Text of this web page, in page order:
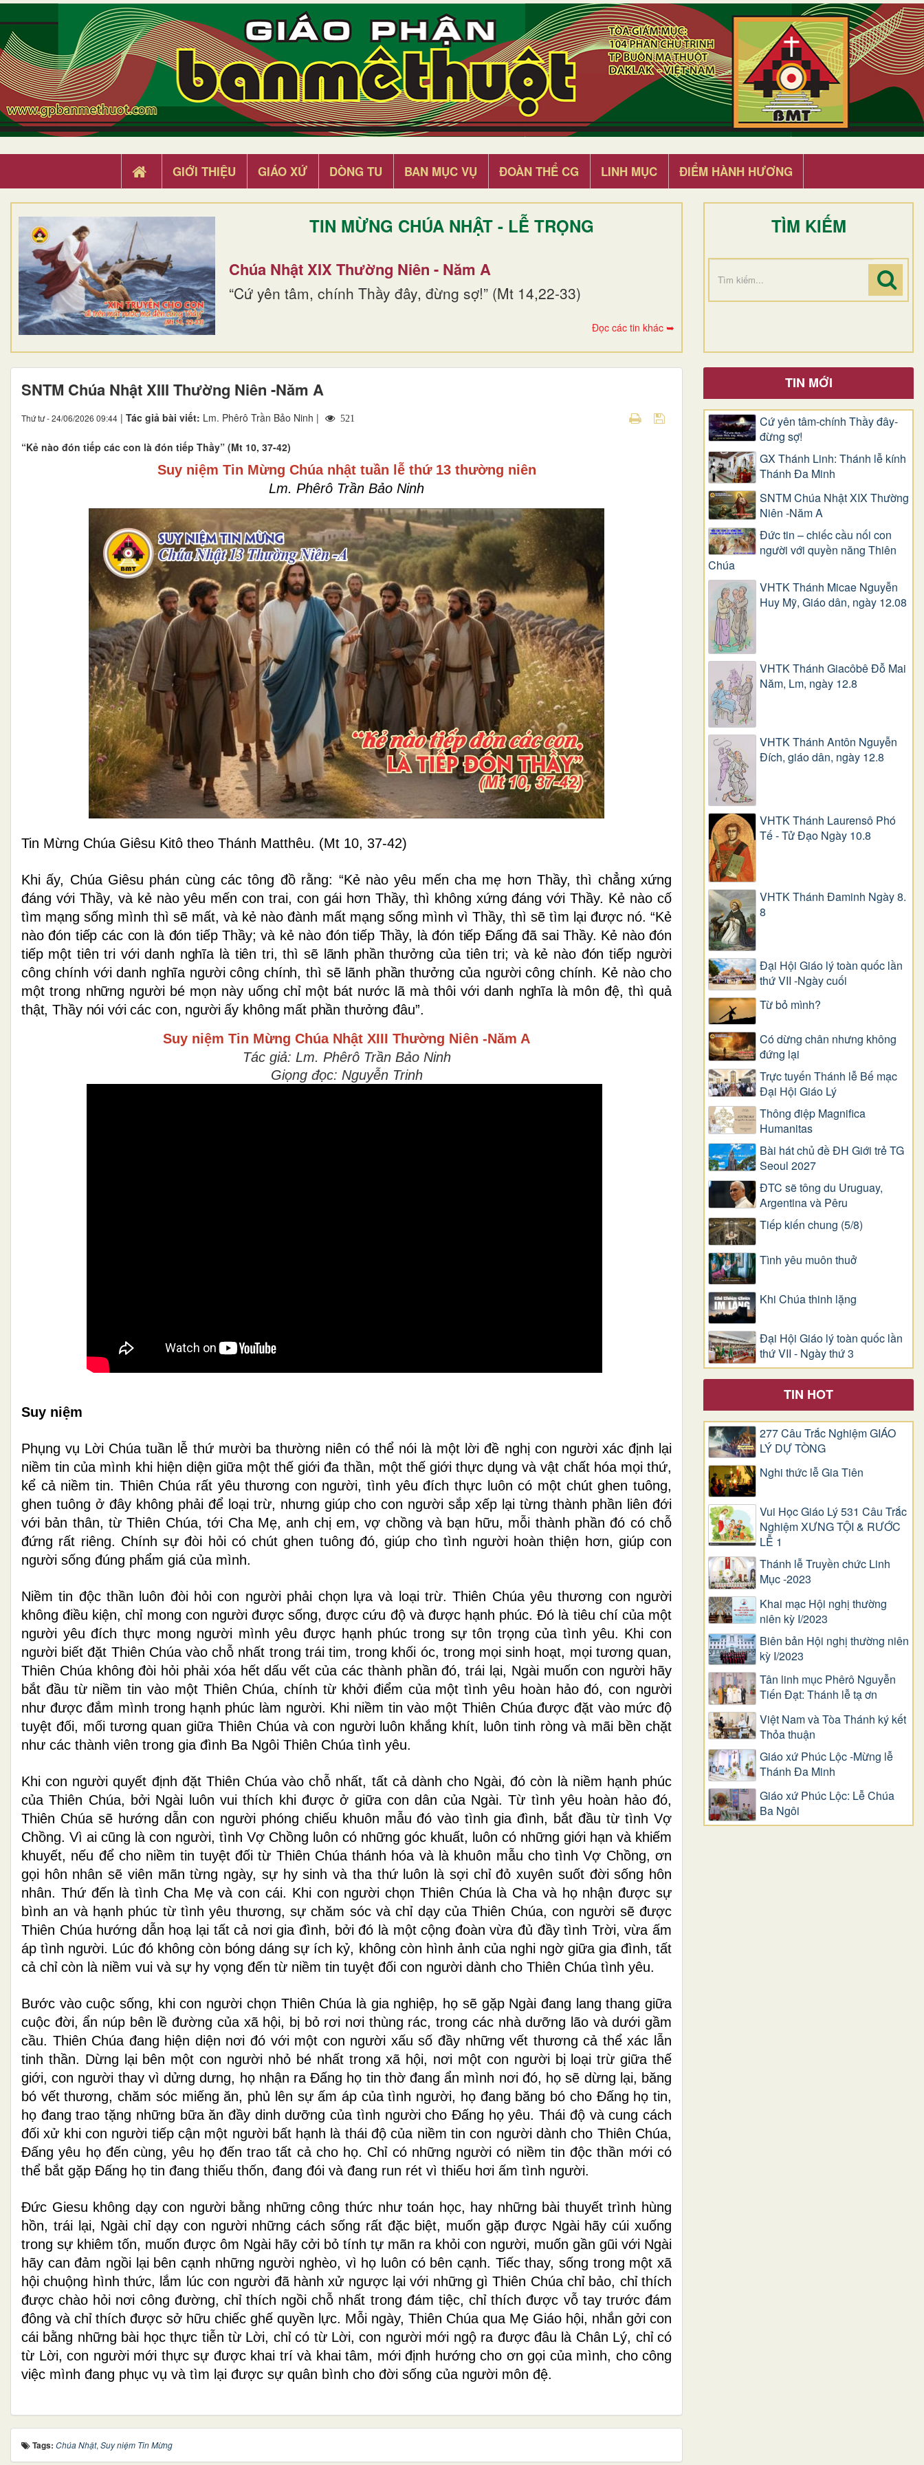
GIỚI THIỆU GIÁO XỨ DÒNG TU BAN MỤC VỤ ĐOÀN THỂ CG LINH MỤC ĐIỂM HÀNH HƯƠNG
TIN MỪNG CHÚA NHẬT - LỄ TRỌNG
Chúa Nhật XIX Thường Niên - Năm A
“Cứ yên tâm, chính Thầy đây, đừng sợ!” (Mt 14,22-33)
Đọc các tin khác ➥
TÌM KIẾM
SNTM Chúa Nhật XIII Thường Niên -Năm A
Thứ tư - 24/06/2026 09:44 | Tác giả bài viết: Lm. Phêrô Trần Bảo Ninh | 521
“Kẻ nào đón tiếp các con là đón tiếp Thầy” (Mt 10, 37-42)
Suy niệm Tin Mừng Chúa nhật tuần lễ thứ 13 thường niên
Lm. Phêrô Trần Bảo Ninh
Tin Mừng Chúa Giêsu Kitô theo Thánh Matthêu. (Mt 10, 37-42)
Khi ấy, Chúa Giêsu phán cùng các tông đồ rằng: “Kẻ nào yêu mến cha mẹ hơn Thầy, thì chẳng xứng
đáng với Thầy, và kẻ nào yêu mến con trai, con gái hơn Thầy, thì không xứng đáng với Thầy. Kẻ nào cố
tìm mạng sống mình thì sẽ mất, và kẻ nào đành mất mạng sống mình vì Thầy, thì sẽ tìm lại được nó.“Kẻ
nào đón tiếp các con là đón tiếp Thầy; và kẻ nào đón tiếp Thầy, là đón tiếp Ðấng đã sai Thầy. Kẻ nào đón
tiếp một tiên tri với danh nghĩa là tiên tri, thì sẽ lãnh phần thưởng của tiên tri; và kẻ nào đón tiếp người
công chính với danh nghĩa người công chính, thì sẽ lãnh phần thưởng của người công chính. Kẻ nào cho
một trong những người bé mọn này uống chỉ một bát nước lã mà thôi với danh nghĩa là môn đệ, thì quả
thật, Thầy nói với các con, người ấy không mất phần thưởng đâu”.
Suy niệm Tin Mừng Chúa Nhật XIII Thường Niên -Năm A
Tác giả: Lm. Phêrô Trần Bảo Ninh
Giọng đọc: Nguyễn Trinh
Suy niệm
Phụng vụ Lời Chúa tuần lễ thứ mười ba thường niên có thể nói là một lời đề nghị con người xác định lại
niềm tin của mình khi hiện diện giữa một thế giới đa thần, một thế giới thực dụng và vật chất hóa mọi thứ,
kể cả niềm tin. Thiên Chúa rất yêu thương con người, tình yêu đích thực luôn có một chút ghen tuông,
ghen tuông ở đây không phải để loại trừ, nhưng giúp cho con người sắp xếp lại từng thành phần liên đới
với bản thân, từ Thiên Chúa, tới Cha Mẹ, anh chị em, vợ chồng và bạn hữu, mỗi thành phần đó có chỗ
đứng rất riêng. Chính sự đòi hỏi có chút ghen tuông đó, giúp cho tình người hoàn thiện hơn, giúp con
người sống đúng phẩm giá của mình.
Niềm tin độc thần luôn đòi hỏi con người phải chọn lựa và loại trừ. Thiên Chúa yêu thương con người
không điều kiện, chỉ mong con người được sống, được cứu độ và được hạnh phúc. Đó là tiêu chí của một
người yêu đích thực mong người mình yêu được hạnh phúc trong sự tôn trọng của tình yêu. Khi con
người biết đặt Thiên Chúa vào chỗ nhất trong trái tim, trong khối óc, trong mọi sinh hoạt, mọi tương quan,
Thiên Chúa không đòi hỏi phải xóa hết dấu vết của các thành phần đó, trái lại, Ngài muốn con người hãy
bắt đầu từ niềm tin vào một Thiên Chúa, chính từ khởi điểm của một tình yêu hoàn hảo đó, con người
như được đắm mình trong hạnh phúc làm người. Khi niềm tin vào một Thiên Chúa được đặt vào mức độ
tuyệt đối, mối tương quan giữa Thiên Chúa và con người luôn khắng khít, luôn tinh ròng và mãi bền chặt
như các thành viên trong gia đình Ba Ngôi Thiên Chúa tình yêu.
Khi con người quyết định đặt Thiên Chúa vào chỗ nhất, tất cả dành cho Ngài, đó còn là niềm hạnh phúc
của Thiên Chúa, bởi Ngài luôn vui thích khi được ở giữa con dân của Ngài. Từ tình yêu hoàn hảo đó,
Thiên Chúa sẽ hướng dẫn con người phóng chiếu khuôn mẫu đó vào tình gia đình, bắt đầu từ tình Vợ
Chồng. Vì ai cũng là con người, tình Vợ Chồng luôn có những góc khuất, luôn có những giới hạn và khiếm
khuyết, nếu để cho niềm tin tuyệt đối từ Thiên Chúa thánh hóa và là khuôn mẫu cho tình Vợ Chồng, ơn
gọi hôn nhân sẽ viên mãn từng ngày, sự hy sinh và tha thứ luôn là sợi chỉ đỏ xuyên suốt đời sống hôn
nhân. Thứ đến là tình Cha Mẹ và con cái. Khi con người chọn Thiên Chúa là Cha và họ nhận được sự
bình an và hạnh phúc từ tình yêu thương, sự chăm sóc và chỉ dạy của Thiên Chúa, con người sẽ được
Thiên Chúa hướng dẫn hoạ lại tất cả nơi gia đình, bởi đó là một cộng đoàn vừa đủ đầy tình Trời, vừa ấm
áp tình người. Lúc đó không còn bóng dáng sự ích kỷ, không còn hình ảnh của nghi ngờ giữa gia đình, tất
cả chỉ còn là niềm vui và sự hy vọng đến từ niềm tin tuyệt đối con người dành cho Thiên Chúa tình yêu.
Bước vào cuộc sống, khi con người chọn Thiên Chúa là gia nghiệp, họ sẽ gặp Ngài đang lang thang giữa
cuộc đời, ẩn núp bên lề đường của xã hội, bị bỏ rơi nơi thùng rác, trong các nhà dưỡng lão và dưới gầm
cầu. Thiên Chúa đang hiện diện nơi đó với một con người xấu số đầy những vết thương cả thể xác lẫn
tinh thần. Dừng lại bên một con người nhỏ bé nhất trong xã hội, nơi một con người bị loại trừ giữa thế
giới, con người thay vì dửng dưng, họ nhận ra Đấng họ tin thờ đang ẩn mình nơi đó, họ sẽ dừng lại, băng
bó vết thương, chăm sóc miếng ăn, phủ lên sự ấm áp của tình người, họ đang băng bó cho Đấng họ tin,
họ đang trao tặng những bữa ăn đầy dinh dưỡng của tình người cho Đấng họ yêu. Thái độ và cung cách
đối xử khi con người tiếp cận một người bất hạnh là thái độ của niềm tin con người dành cho Thiên Chúa,
Đấng yêu họ đến cùng, yêu họ đến trao tất cả cho họ. Chỉ có những người có niềm tin độc thần mới có
thể bắt gặp Đấng họ tin đang thiếu thốn, đang đói và đang run rét vì thiếu hơi ấm tình người.
Đức Giesu không dạy con người bằng những công thức như toán học, hay những bài thuyết trình hùng
hồn, trái lại, Ngài chỉ dạy con người những cách sống rất đặc biệt, muốn gặp được Ngài hãy cúi xuống
trong sự khiêm tốn, muốn được ôm Ngài hãy cởi bỏ tính tự mãn ra khỏi con người, muốn gần gũi với Ngài
hãy can đảm ngồi lại bên cạnh những người nghèo, vì họ luôn có bên cạnh. Tiếc thay, sống trong một xã
hội chuộng hình thức, lắm lúc con người đã hành xử ngược lại với những gì Thiên Chúa chỉ bảo, chỉ thích
được chào hỏi nơi công đường, chỉ thích ngồi chỗ nhất trong đám tiệc, chỉ thích được vỗ tay trước đám
đông và chỉ thích được sở hữu chiếc ghế quyền lực. Mỗi ngày, Thiên Chúa qua Mẹ Giáo hội, nhắn gởi con
cái bằng những bài học thực tiễn từ Lời, chỉ có từ Lời, con người mới ngộ ra được đâu là Chân Lý, chỉ có
từ Lời, con người mới thực sự được khai trí và khai tâm, mới định hướng cho ơn gọi của mình, cho công
việc mình đang phục vụ và tìm lại được sự quân bình cho đời sống của người môn đệ.
Tags: Chúa Nhật, Suy niệm Tin Mừng
TIN MỚI
Cứ yên tâm-chính Thầy đây-
đừng sợ!
GX Thánh Linh: Thánh lễ kính
Thánh Đa Minh
SNTM Chúa Nhật XIX Thường
Niên -Năm A
Đức tin – chiếc cầu nối con
người với quyền năng Thiên
Chúa
VHTK Thánh Micae Nguyễn
Huy Mỹ, Giáo dân, ngày 12.08
VHTK Thánh Giacôbê Ðỗ Mai
Năm, Lm, ngày 12.8
VHTK Thánh Antôn Nguyễn
Ðích, giáo dân, ngày 12.8
VHTK Thánh Laurensô Phó
Tế - Tử Đạo Ngày 10.8
VHTK Thánh Đaminh Ngày 8.
8
Đại Hội Giáo lý toàn quốc lần
thứ VII -Ngày cuối
Từ bỏ mình?
Có dừng chân nhưng không
đứng lại
Trực tuyến Thánh lễ Bế mạc
Đại Hội Giáo Lý
Thông điệp Magnifica
Humanitas
Bài hát chủ đề ĐH Giới trẻ TG
Seoul 2027
ĐTC sẽ tông du Uruguay,
Argentina và Pêru
Tiếp kiến chung (5/8)
Tình yêu muôn thuở
Khi Chúa thinh lặng
Đại Hội Giáo lý toàn quốc lần
thứ VII - Ngày thứ 3
TIN HOT
277 Câu Trắc Nghiệm GIÁO
LÝ DỰ TÒNG
Nghi thức lễ Gia Tiên
Vui Học Giáo Lý 531 Câu Trắc
Nghiệm XƯNG TỘI & RƯỚC
LỄ 1
Thánh lễ Truyền chức Linh
Mục -2023
Khai mạc Hội nghị thường
niên kỳ I/2023
Biên bản Hội nghị thường niên
kỳ I/2023
Tân linh mục Phêrô Nguyễn
Tiến Đạt: Thánh lễ tạ ơn
Việt Nam và Tòa Thánh ký kết
Thỏa thuận
Giáo xứ Phúc Lộc -Mừng lễ
Thánh Đa Minh
Giáo xứ Phúc Lộc: Lễ Chúa
Ba Ngôi